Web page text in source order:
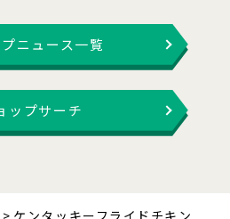
ニュース一覧
ップサーチ
ケンタッキーフライドチキン